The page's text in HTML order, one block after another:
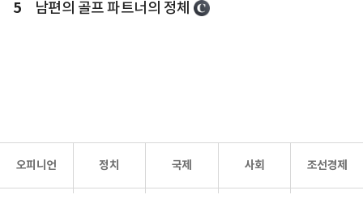
5 남편의 골프 파트너의 정체
오피니언 정치 국제 사회 조선경제